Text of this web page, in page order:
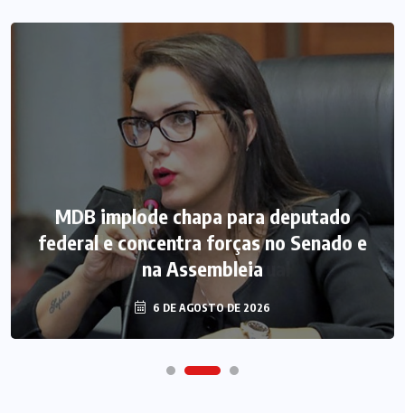
MDB implode chapa para deputado
federal e concentra forças no Senado e
na Assembleia
6 DE AGOSTO DE 2026